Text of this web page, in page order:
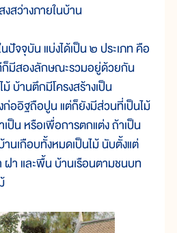
งสว่างภายในบ้าน
จจุบัน แบ่งได้เป็น ๒ ประเภท คือ
ก็มีสองลักษณะรวมอยู่ด้วยกัน
บ้านตึกมีโครงสร้างเป็น
ออิฐถือปูน แต่ก็ยังมีส่วนที่เป็นไม้
ป็น หรือเพื่อการตกแต่ง ถ้าเป็น
นเกือบทั้งหมดเป็นไม้ นับตั้งแต่
ฝา และพื้น บ้านเรือนตามชนบท